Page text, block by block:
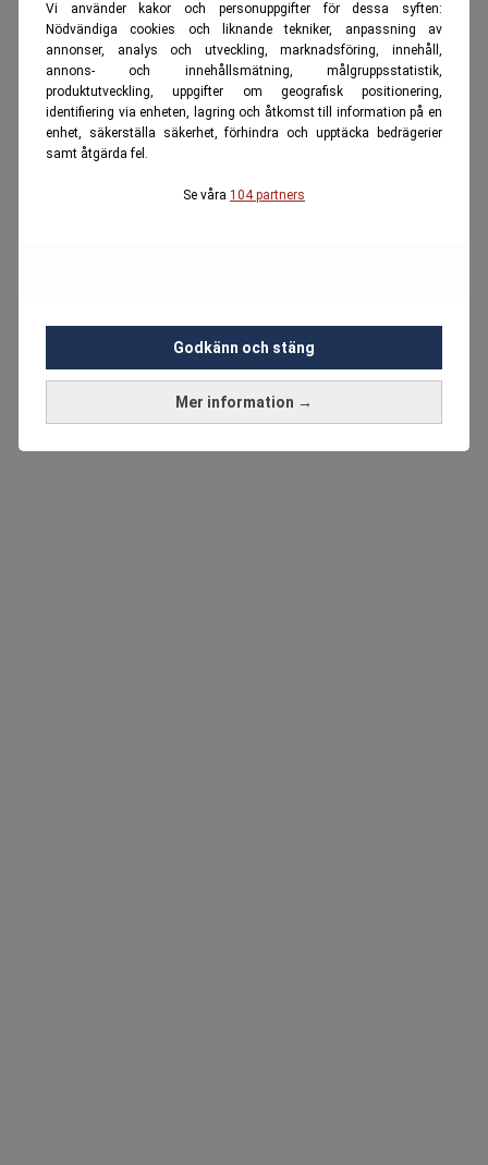
Vi använder kakor och personuppgifter för dessa syften:
Nödvändiga cookies och liknande tekniker, anpassning av
annonser, analys och utveckling, marknadsföring, innehåll,
annons- och innehållsmätning, målgruppsstatistik,
produktutveckling, uppgifter om geografisk positionering,
identifiering via enheten, lagring och åtkomst till information på en
enhet, säkerställa säkerhet, förhindra och upptäcka bedrägerier
samt åtgärda fel.
Se våra 104 partners
Mer information →
Godkänn och stäng